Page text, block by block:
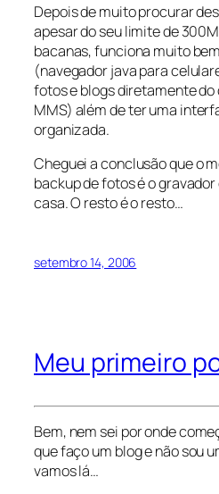
Depois de muito procurar
apesar do seu limite de
bacanas, funciona muito
(navegador java para
fotos e blogs diretamente
MMS) além de ter uma
organizada.
Cheguei a conclusão que o
backup de fotos é o
casa. O resto é o resto…
setembro 14, 2006
Meu primeiro
Bem, nem sei por onde
que faço um blog e não sou
vamos lá…